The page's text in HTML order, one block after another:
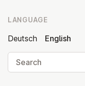
LANGUAGE
Deutsch
English
Search